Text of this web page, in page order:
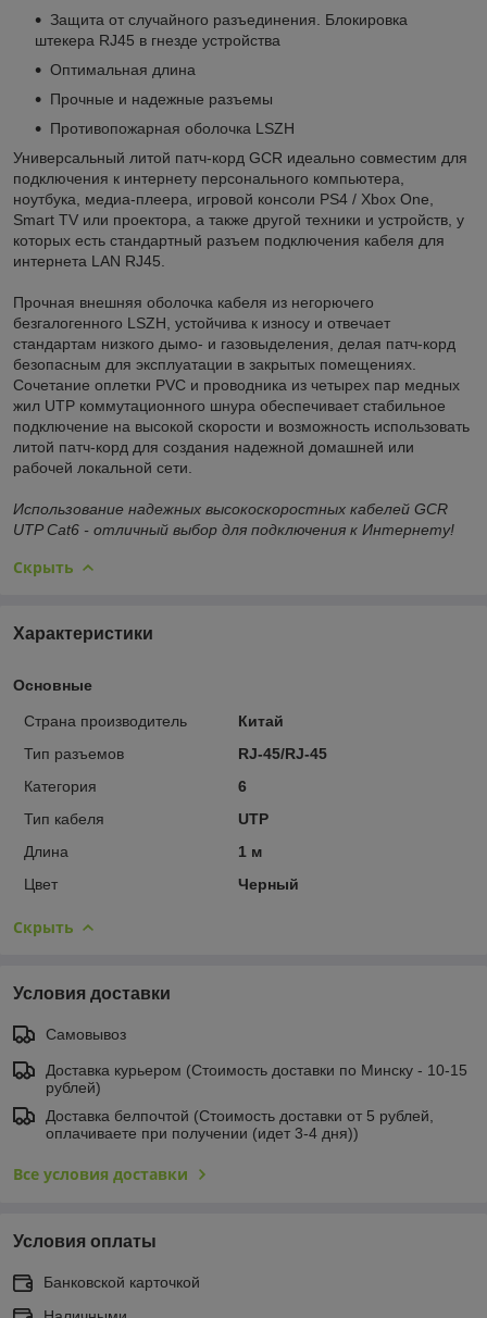
Защита от случайного разъединения. Блокировка
штекера RJ45 в гнезде устройства
Оптимальная длина
Прочные и надежные разъемы
Противопожарная оболочка LSZH
Универсальный литой патч-корд GCR идеально совместим для
подключения к интернету персонального компьютера,
ноутбука, медиа-плеера, игровой консоли PS4 / Xbox One,
Smart TV или проектора, а также другой техники и устройств, у
которых есть стандартный разъем подключения кабеля для
интернета LAN RJ45.
Прочная внешняя оболочка кабеля из негорючего
безгалогенного LSZH, устойчива к износу и отвечает
стандартам низкого дымо- и газовыделения, делая патч-корд
безопасным для эксплуатации в закрытых помещениях.
Сочетание оплетки PVC и проводника из четырех пар медных
жил UTP коммутационного шнура обеспечивает стабильное
подключение на высокой скорости и возможность использовать
литой патч-корд для создания надежной домашней или
рабочей локальной сети.
Использование надежных высокоскоростных кабелей GCR
UTP Cat6 - отличный выбор для подключения к Интернету!
Скрыть
Характеристики
Основные
Страна производитель
Китай
Тип разъемов
RJ-45/RJ-45
Категория
6
Тип кабеля
UTP
Длина
1 м
Цвет
Черный
Скрыть
Условия доставки
Самовывоз
Доставка курьером (Стоимость доставки по Минску - 10-15
рублей)
Доставка белпочтой (Стоимость доставки от 5 рублей,
оплачиваете при получении (идет 3-4 дня))
Все условия доставки
Условия оплаты
Банковской карточкой